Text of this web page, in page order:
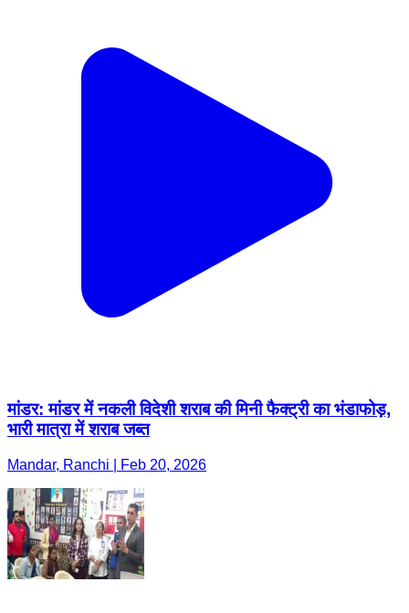
मांडर: मांडर में नकली विदेशी शराब की मिनी फैक्ट्री का भंडाफोड़,
भारी मात्रा में शराब जब्त
Mandar, Ranchi | Feb 20, 2026